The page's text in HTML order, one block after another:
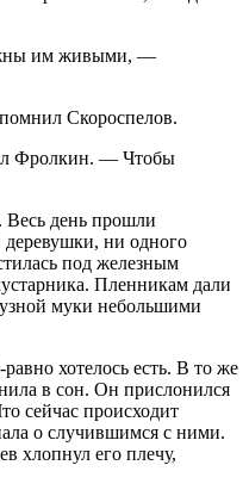
им живыми, —
Скороспелов.
Фролкин. — Чтобы
Весь день прошли
деревушки, ни одного
под железным
Пленникам дали
муки небольшими
хотелось есть. В то же
в сон. Он прислонился
сейчас происходит
о случившимся с ними.
хлопнул его плечу,